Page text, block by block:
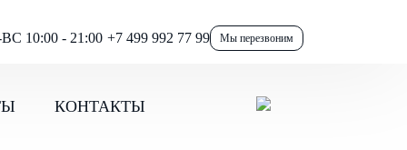
10:00 - 21:00 +7 499 992 77 99 Мы перезвоним
КОНТАКТЫ